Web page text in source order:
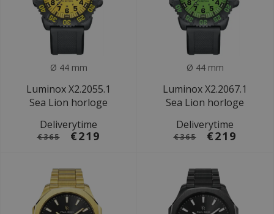
Ø 44 mm
Luminox X2.2055.1
Sea Lion horloge
Deliverytime
€365 €219
Ø 44 mm
Luminox X2.2067.1
Sea Lion horloge
Deliverytime
€365 €219